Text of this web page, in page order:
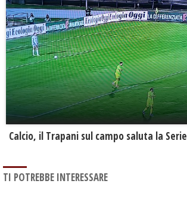
Calcio, il Trapani sul campo saluta la
TI POTREBBE INTERESSARE